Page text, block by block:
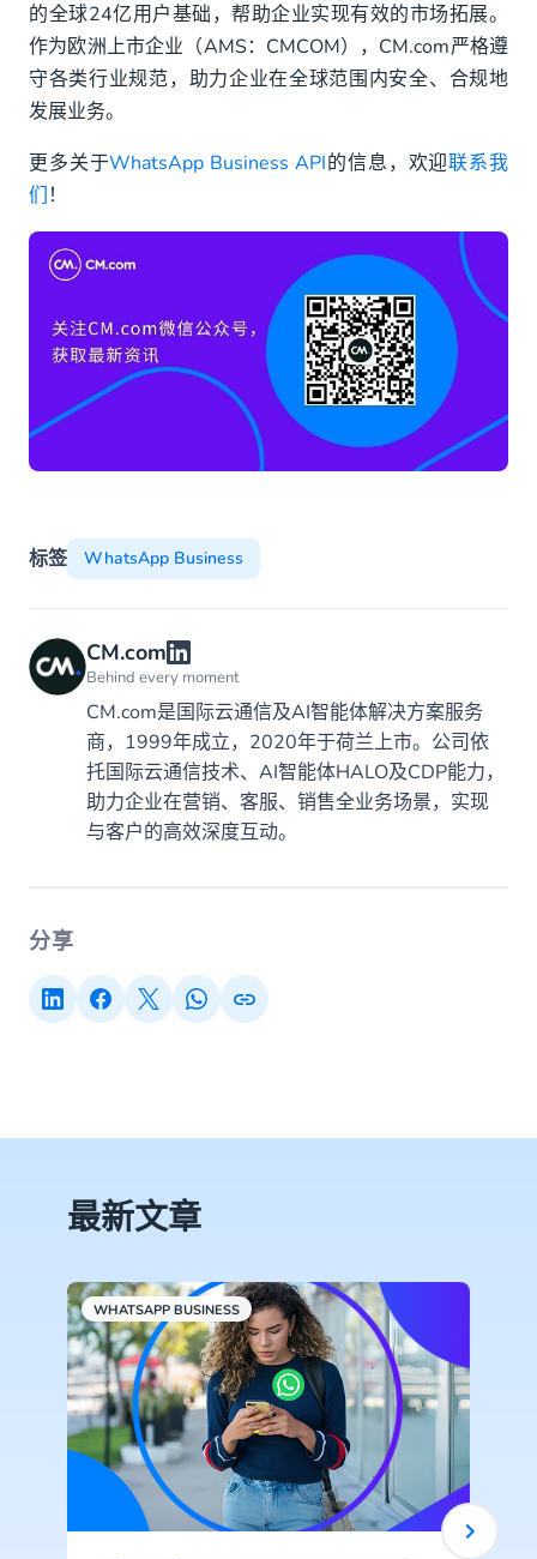
的全球24亿用户基础，帮助企业实现有效的市场拓展。
作为欧洲上市企业（AMS：CMCOM），CM.com严格遵
守各类行业规范，助力企业在全球范围内安全、合规地
发展业务。
更多关于WhatsApp Business API的信息，欢迎联系我
们 ！
标签 WhatsApp Business
CM.com
Behind every moment
CM.com是国际云通信及AI智能体解决方案服务
商，1999年成立，2020年于荷兰上市。公司依
托国际云通信技术、AI智能体HALO及CDP能力，
助力企业在营销、客服、销售全业务场景，实现
与客户的高效深度互动。
分享
最新文章
WHATSAPP BUSINESS